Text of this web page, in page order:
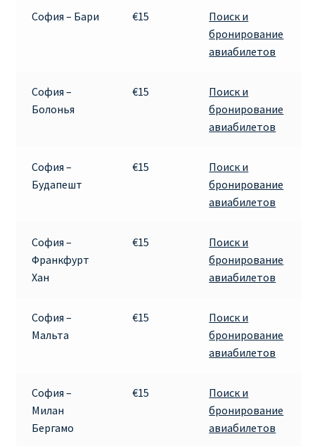
АВИАБИЛЕТЫ RYANAIR ОТ € 12
АВИАБИЛЕТЫ ВИЛЬНЮС БАРСЕЛОНА
АВИАБИЛЕТЫ ХЕЛЬСИНКИ МИЛАН
Акции RYANAIR из Вильнюса
Аликанте
Барселона
БИЛЕТЫ RYANAIR | ПОИСК ЛУЧШЕЙ ЦЕНЫ |
БРОНИРОВАНИЕ
ДЕШЕВЫЕ АВИАБИЛЕТЫ В БАРСЕЛОНУ
София – Бари €15
Поиск и
бронирование
авиабилетов
София –
Болонья
€15
Поиск и
бронирование
авиабилетов
София –
Будапешт
€15
Поиск и
бронирование
авиабилетов
София –
Франкфурт
Хан
€15
Поиск и
бронирование
авиабилетов
София –
Мальта
€15
Поиск и
бронирование
авиабилетов
София –
Милан
Бергамо
€15
Поиск и
бронирование
авиабилетов